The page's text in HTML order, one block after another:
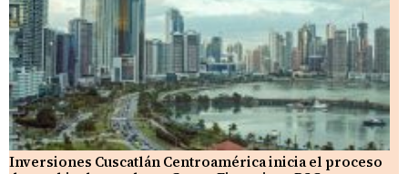
Inversiones Cuscatlán Centroamérica inicia el proceso